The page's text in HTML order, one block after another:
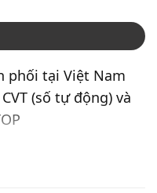
phối tại Việt Nam
(số tự động) và